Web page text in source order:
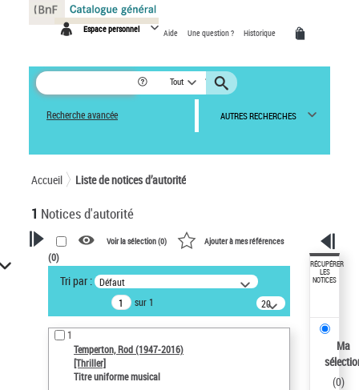
Espace personnel Aide Une question ? Historique
Tout
Recherche avancée AUTRES RECHERCHES
Accueil Liste de notices d’autorité
1 Notices d'autorité
VOTRE RECHERCHE
Recherche avancée dans les
notices d’autorité
Œuvres liées à l'auteur :
Temperton, Rod (1947-2016)
Auteur d’œuvre
Voir la sélection (0) Ajouter à mes références
(0)
Tri par : Défaut
sur 1
20
résultats/page
1
Temperton, Rod (1947-2016)
[Thriller]
Titre uniforme musical
RÉCUPÉRER
LES
NOTICES
Ma
(0)
Panneau de gestion des cookies